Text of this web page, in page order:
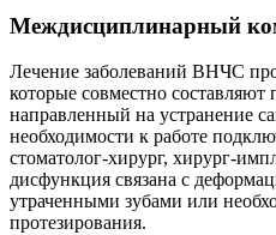
Междисциплинарный
Лечение заболеваний ВНЧС
которые совместно составляют
направленный на устранение
необходимости к работе
стоматолог-хирург, хирург-
дисфункция связана с
утраченными зубами или
протезирования.